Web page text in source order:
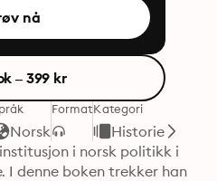
nå
– 399 kr
Norsk
FormatKategori
Historie
i norsk politikk i
I denne boken trekker han